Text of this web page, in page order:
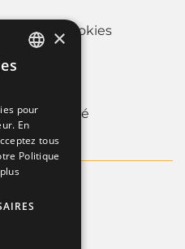
des cookies
Policy
la societé
×
pour
En
tous
Politique